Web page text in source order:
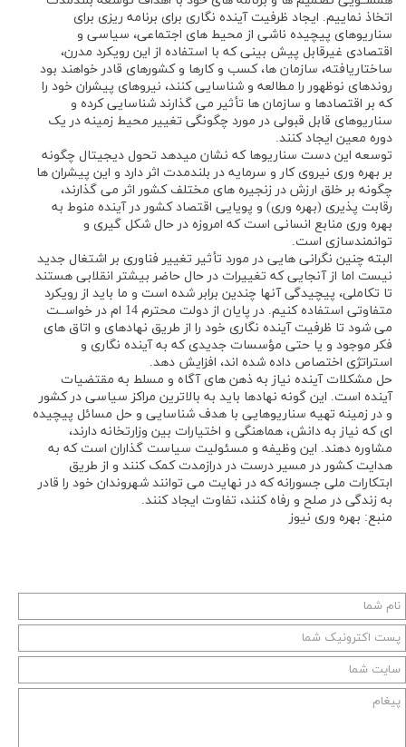
اتخاذ نماییم. ایجاد ظرفیت آینده نگاری برای برنامه ریزی برای
سناریوهای پیچیده ناشی از محیط های اجتماعی، سیاسی و
اقتصادی غیرقابل پیش بینی که با استفاده از این رویکرد مدرن،
ساختاریافته، سازمان ها، کسب و کارها و کشورهای قادر خواهند بود
روندهای نوظهور را مطالعه و شناسایی کنند، نیروهای پیشران خود را
که بر اقتصادها و سازمان ها تأثیر می گذارند شناسایی کرده و
سناریوهای قابل قبولی در مورد چگونگی تغییر محیط زمینه در یک
دوره معین ایجاد کنند.
توسعه این دست سناریوها که نشان میدهد تحول دیجیتال چگونه
بر بهره وری نیروی کار و سرمایه در بلندمدت اثر دارد و این پیشران ها
چگونه بر خلق ارزش در زنجیره های مختلف کشور اثر می گذارند،
رقابت پذیری (بهره وری) و پویایی اقتصاد کشور در آینده منوط به
بهره وری منابع انسانی است که امروزه در حال شکل گیری و
توانمندسازی است.
البته چنین نگرانی هایی در مورد تأثیر تغییر فناوری بر اشتغال جدید
نیست اما از آنجایی که تغییرات در حال حاضر بیشتر انقلابی هستند
تا تکاملی، پیچیدگی آنها چندین برابر شده است و ما باید از رویکرد
متفاوتی استفاده کنیم. در پایان از دولت محترم 14 ام در خواســت
می شود تا ظرفیت آینده نگاری خود را از طریق نهادهای و اتاق های
فکر موجود و یا حتی مؤسسات جدیدی که به آینده نگاری و
استراتژی اختصاص داده شده اند، افزایش دهد.
حل مشکلات آینده نیاز به ذهن های آگاه و مسلط به مقتضیات
آینده است. این گونه نهادها باید به بالاترین مراکز سیاسی در کشور
و در زمینه تهیه سناریوهایی با هدف شناسایی و حل مسائل پیچیده
ای که نیاز به دانش، هماهنگی و اختیارات بین وزارتخانه دارند،
مشاوره دهند. این وظیفه و مسئولیت سیاست گذاران است که به
هدایت کشور در مسیر درست در درازمدت کمک کنند و از طریق
ابتکارات ملی جسورانه که در نهایت می توانند شهروندان خود را قادر
به زندگی در صلح و رفاه کنند، تفاوت ایجاد کنند.
منبع: بهره وری نیوز